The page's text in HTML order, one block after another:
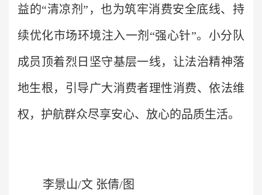
益的“清凉剂”，也为筑牢消费安全底线、持
续优化市场环境注入一剂“强心针”。小分队
成员顶着烈日坚守基层一线，让法治精神落
地生根，引导广大消费者理性消费、依法维
权，护航群众尽享安心、放心的品质生活。
李景山/文 张倩/图